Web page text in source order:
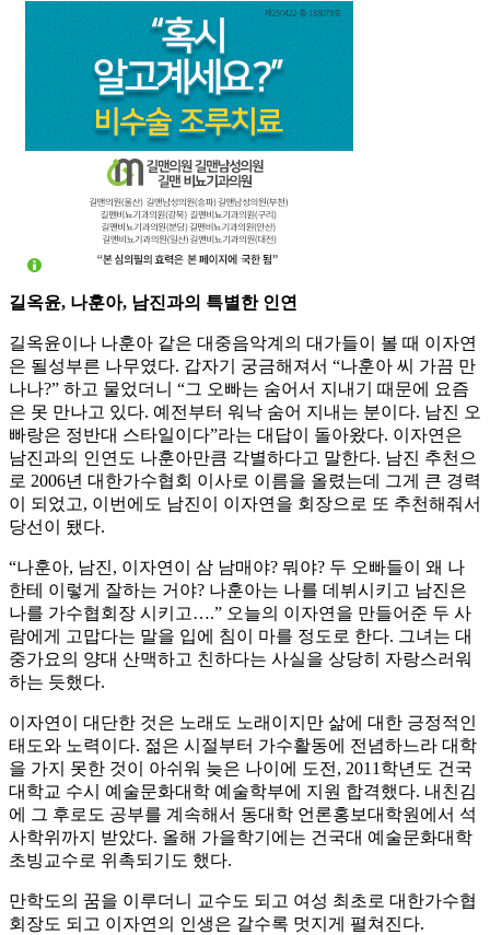
길옥윤, 나훈아, 남진과의 특별한 인연
길옥윤이나 나훈아 같은 대중음악계의 대가들이 볼 때 이자연
은 될성부른 나무였다. 갑자기 궁금해져서 “나훈아 씨 가끔 만
나나?” 하고 물었더니 “그 오빠는 숨어서 지내기 때문에 요즘
은 못 만나고 있다. 예전부터 워낙 숨어 지내는 분이다. 남진 오
빠랑은 정반대 스타일이다”라는 대답이 돌아왔다. 이자연은
남진과의 인연도 나훈아만큼 각별하다고 말한다. 남진 추천으
로 2006년 대한가수협회 이사로 이름을 올렸는데 그게 큰 경력
이 되었고, 이번에도 남진이 이자연을 회장으로 또 추천해줘서
당선이 됐다.
“나훈아, 남진, 이자연이 삼 남매야? 뭐야? 두 오빠들이 왜 나
한테 이렇게 잘하는 거야? 나훈아는 나를 데뷔시키고 남진은
나를 가수협회장 시키고….” 오늘의 이자연을 만들어준 두 사
람에게 고맙다는 말을 입에 침이 마를 정도로 한다. 그녀는 대
중가요의 양대 산맥하고 친하다는 사실을 상당히 자랑스러워
하는 듯했다.
이자연이 대단한 것은 노래도 노래이지만 삶에 대한 긍정적인
태도와 노력이다. 젊은 시절부터 가수활동에 전념하느라 대학
을 가지 못한 것이 아쉬워 늦은 나이에 도전, 2011학년도 건국
대학교 수시 예술문화대학 예술학부에 지원 합격했다. 내친김
에 그 후로도 공부를 계속해서 동대학 언론홍보대학원에서 석
사학위까지 받았다. 올해 가을학기에는 건국대 예술문화대학
초빙교수로 위촉되기도 했다.
만학도의 꿈을 이루더니 교수도 되고 여성 최초로 대한가수협
회장도 되고 이자연의 인생은 갈수록 멋지게 펼쳐진다.